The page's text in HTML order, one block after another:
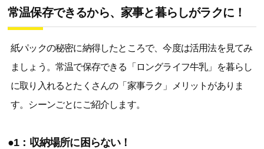
常温保存できるから、家事と暮らしがラクに！
紙パックの秘密に納得したところで、今度は活用法を見てみ
ましょう。常温で保存できる「ロングライフ牛乳」を暮らし
に取り入れるとたくさんの「家事ラク」メリットがありま
す。シーンごとにご紹介します。
●1：収納場所に困らない！